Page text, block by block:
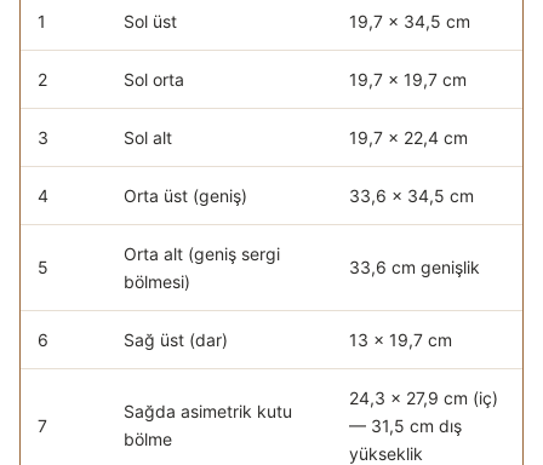
1 Sol üst 19,7 × 34,5 cm
2 Sol orta 19,7 × 19,7 cm
3 Sol alt 19,7 × 22,4 cm
4 Orta üst (geniş) 33,6 × 34,5 cm
5
Orta alt (geniş sergi
bölmesi)
33,6 cm genişlik
6 Sağ üst (dar) 13 × 19,7 cm
7
Sağda asimetrik kutu
bölme
24,3 × 27,9 cm (iç)
— 31,5 cm dış
yükseklik